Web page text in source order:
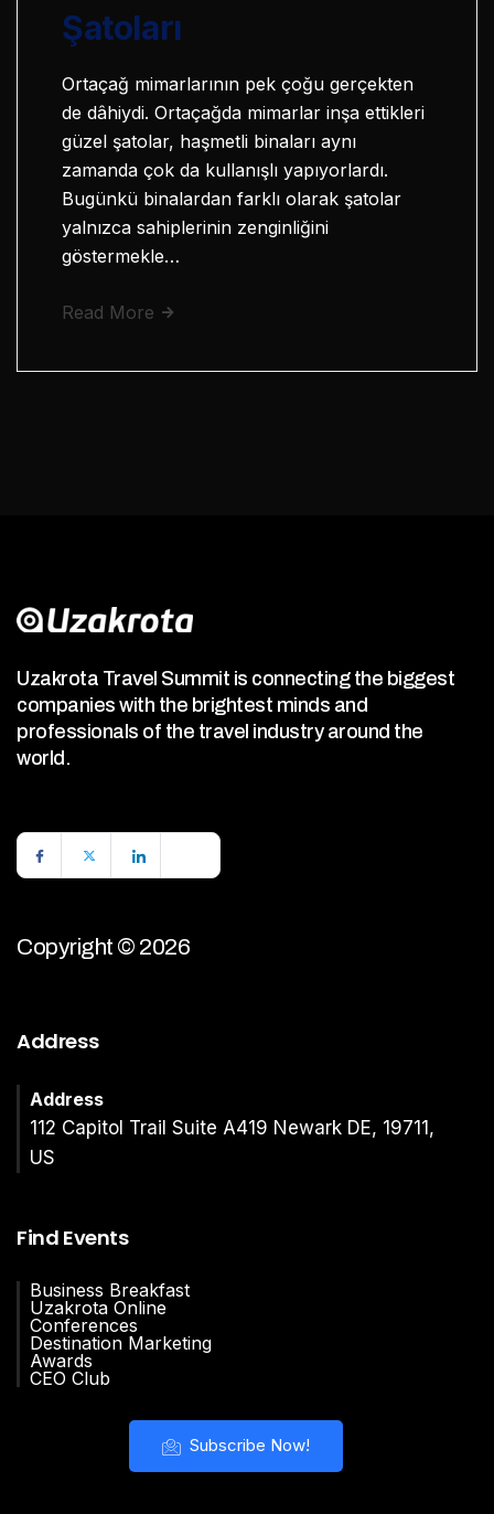
Şatoları
Ortaçağ mimarlarının pek çoğu gerçekten
de dâhiydi. Ortaçağda mimarlar inşa ettikleri
güzel şatolar, haşmetli binaları aynı
zamanda çok da kullanışlı yapıyorlardı.
Bugünkü binalardan farklı olarak şatolar
yalnızca sahiplerinin zenginliğini
göstermekle…
Read More
Uzakrota Travel Summit is connecting the biggest
companies with the brightest minds and
professionals of the travel industry around the
world.
Copyright © 2026
Address
Address
112 Capitol Trail Suite A419 Newark DE, 19711,
US
Find Events
Business Breakfast
Uzakrota Online
Conferences
Destination Marketing
Awards
CEO Club
Subscribe Now!